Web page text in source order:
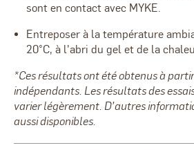
sont en contact avec MYKE.
Entreposer à la température
20°C, à l'abri du gel et de la
*Ces résultats ont été obtenus à partir
indépendants. Les résultats des
varier légèrement. D’autres
aussi disponibles.